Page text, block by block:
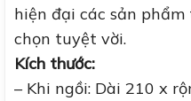
hiện đại các sản
chọn tuyệt vời.
Kích thước:
– Khi ngồi: Dài 210 x